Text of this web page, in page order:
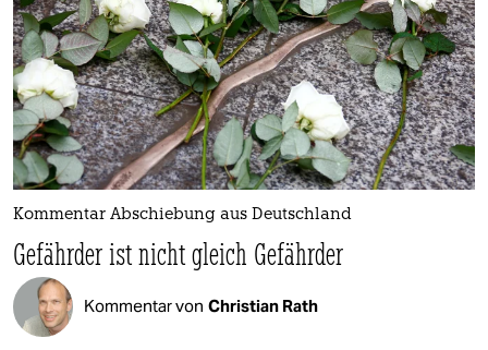
Kommentar Abschiebung aus Deutschland
Gefährder ist nicht gleich Gefährder
Kommentar von Christian Rath